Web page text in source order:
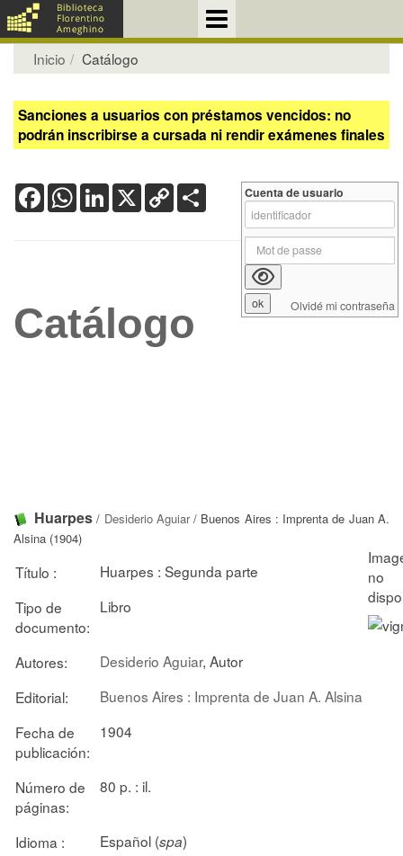
Inicio Catálogo
Sanciones a usuarios con préstamos vencidos: no
podrán inscribirse a cursada ni rendir exámenes finales
FacebookWhatsApp
LinkedIn
X Copy
Link
Catálogo
Huarpes / Desiderio Aguiar/ Buenos Aires : Imprenta de Juan A.
Alsina (1904)
Título :
Huarpes : Segunda parte
Tipo de
documento:
Libro
Autores: Desiderio Aguiar, Autor
Editorial:
Buenos Aires : Imprenta de Juan A. Alsina
Fecha de
publicación:
1904
Número de
páginas:
80 p. : il.
Idioma : Español (spa)
Cuenta de usuario
Olvidé mi contraseña